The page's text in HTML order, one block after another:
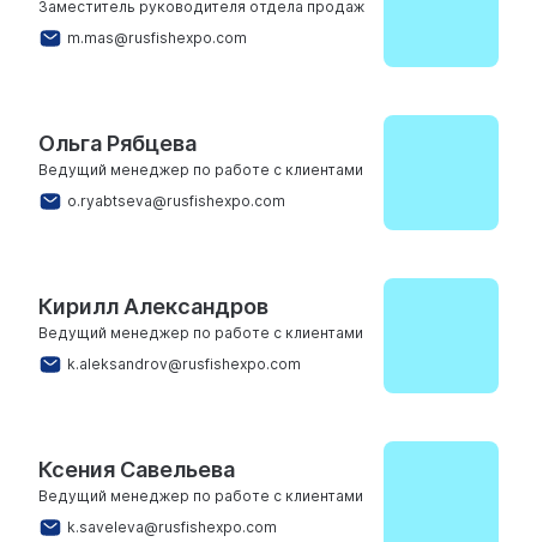
Заместитель руководителя отдела продаж
m.mas@rusfishexpo.com
Ольга Рябцева
Ведущий менеджер по работе с клиентами
o.ryabtseva@rusfishexpo.com
Кирилл Александров
Ведущий менеджер по работе с клиентами
k.aleksandrov@rusfishexpo.com
Ксения Савельева
Ведущий менеджер по работе с клиентами
k.saveleva@rusfishexpo.com